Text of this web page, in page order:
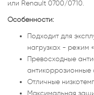
или Renault 0700/0710.
Особенности:
Подходит для
нагрузках - режим
Превосходные
антикоррозионные
Отличные
Максимальная